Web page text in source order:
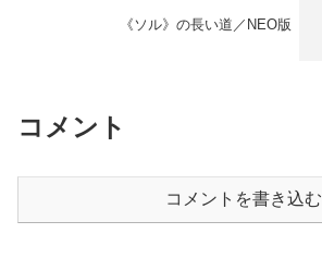
《ソル》の長い道／NEO版
コメント
コメントを書き込む